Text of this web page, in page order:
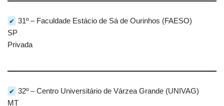
✔ 31º – Faculdade Estácio de Sá de Ourinhos (FAESO)
SP
Privada
✔ 32º – Centro Universitário de Várzea Grande (UNIVAG)
MT